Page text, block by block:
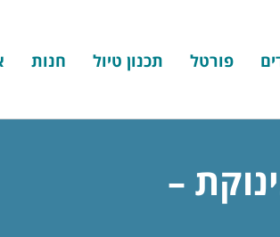
פורטל תכנון טיול חנות
–